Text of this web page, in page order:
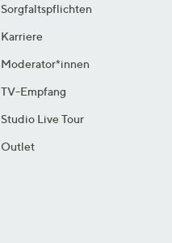
Sorgfaltspflichten
Karriere
Moderator*innen
TV-Empfang
Studio Live Tour
Outlet